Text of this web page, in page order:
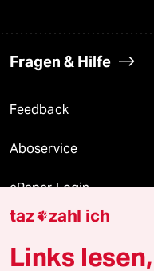
Fragen & Hilfe
Feedback
Aboservice
ePaper Login
Downloads für
taz zahl ich
Links